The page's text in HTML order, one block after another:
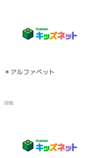
＊アルファベット
辞典